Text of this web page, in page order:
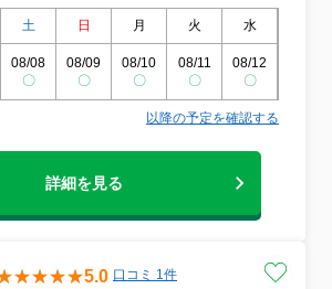
土 日 月 火 水
08/08
〇
08/09
〇
08/10
〇
08/11
〇
08/12
〇
以降の予定を確認する
詳細を見る
5.0 口コミ 1件